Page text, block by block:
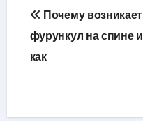
Навигация
по
записям
Почему возникает
фурункул на спине и
как